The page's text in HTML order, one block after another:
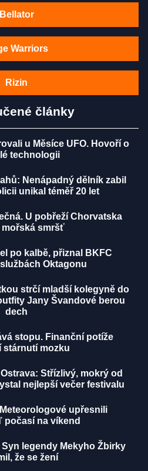
Bellator
Warriors
Rizin
články
u Měsíce UFO. Hovoří o
technologii
Nenápadný dělník zabil
unikal téměř 20 let
U pobřeží Chorvatska
mořská smršť
po kalbě, přiznal BKFC
Oktagonu
strčí mladší kolegyně do
Jany Švandové berou
dech
stopu. Finanční potíže
stárnutí mozku
Střízlivý, mokrý od
nejlepší večer festivalu
upřesnili
počasí na víkend
legendy Mekyho Žbirky
že se žení